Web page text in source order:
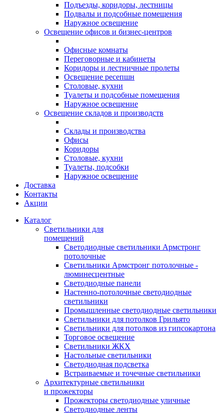
Подъезды, коридоры, лестницы
Подвалы и подсобные помещения
Наружное освещение
Освещение офисов и бизнес-центров
Офисные комнаты
Переговорные и кабинеты
Коридоры и лестничные пролеты
Освещение ресепшн
Столовые, кухни
Туалеты и подсобные помещения
Наружное освещение
Освещение складов и производств
Склады и производства
Офисы
Коридоры
Столовые, кухни
Туалеты, подсобки
Наружное освещение
Доставка
Контакты
Акции
Каталог
Светильники для
помещений
Светодиодные светильники Армстронг
потолочные
Светильники Армстронг потолочные -
люминесцентные
Светодиодные панели
Настенно-потолочные светодиодные
светильники
Промышленные светодиодные светильники
Светильники для потолков Грильято
Светильники для потолков из гипсокартона
Торговое освещение
Светильники ЖКХ
Настольные светильники
Светодиодная подсветка
Встраиваемые и точечные светильники
Архитектурные светильники
и прожекторы
Прожекторы светодиодные уличные
Светодиодные ленты